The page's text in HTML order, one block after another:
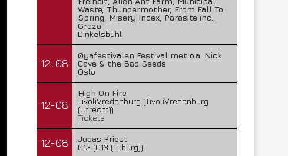
Waste, Thundermother, From Fall To
Spring, Misery Index, Parasite inc.,
Groza
Dinkelsbühl
12-08
Øyafestivalen Festival met o.a. Nick
Cave & the Bad Seeds
Oslo
12-08
High On Fire
TivoliVredenburg (TivoliVredenburg
(Utrecht))
Tickets
12-08
Judas Priest
013 (013 (Tilburg))